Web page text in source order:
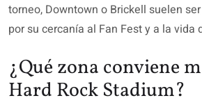
torneo, Downtown o Brickell suelen
por su cercanía al Fan Fest y a la vida
¿Qué zona conviene
Hard Rock Stadium?